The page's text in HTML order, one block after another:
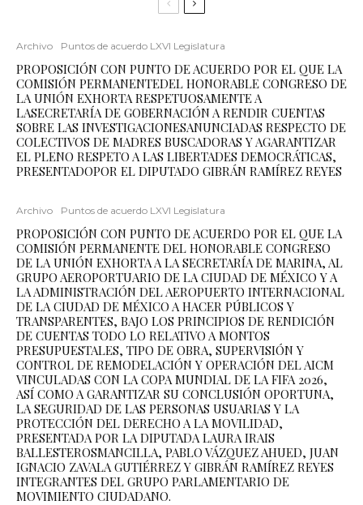
Archivo Puntos de acuerdo LXVI Legislatura
PROPOSICIÓN CON PUNTO DE ACUERDO POR EL QUE LA
COMISIÓN PERMANENTEDEL HONORABLE CONGRESO DE
LA UNIÓN EXHORTA RESPETUOSAMENTE A
LASECRETARÍA DE GOBERNACIÓN A RENDIR CUENTAS
SOBRE LAS INVESTIGACIONESANUNCIADAS RESPECTO DE
COLECTIVOS DE MADRES BUSCADORAS Y AGARANTIZAR
EL PLENO RESPETO A LAS LIBERTADES DEMOCRÁTICAS,
PRESENTADOPOR EL DIPUTADO GIBRÁN RAMÍREZ REYES
Archivo Puntos de acuerdo LXVI Legislatura
PROPOSICIÓN CON PUNTO DE ACUERDO POR EL QUE LA
COMISIÓN PERMANENTE DEL HONORABLE CONGRESO
DE LA UNIÓN EXHORTA A LA SECRETARÍA DE MARINA, AL
GRUPO AEROPORTUARIO DE LA CIUDAD DE MÉXICO Y A
LA ADMINISTRACIÓN DEL AEROPUERTO INTERNACIONAL
DE LA CIUDAD DE MÉXICO A HACER PÚBLICOS Y
TRANSPARENTES, BAJO LOS PRINCIPIOS DE RENDICIÓN
DE CUENTAS TODO LO RELATIVO A MONTOS
PRESUPUESTALES, TIPO DE OBRA, SUPERVISIÓN Y
CONTROL DE REMODELACIÓN Y OPERACIÓN DEL AICM
VINCULADAS CON LA COPA MUNDIAL DE LA FIFA 2026,
ASÍ COMO A GARANTIZAR SU CONCLUSIÓN OPORTUNA,
LA SEGURIDAD DE LAS PERSONAS USUARIAS Y LA
PROTECCIÓN DEL DERECHO A LA MOVILIDAD,
PRESENTADA POR LA DIPUTADA LAURA IRAIS
BALLESTEROSMANCILLA, PABLO VÁZQUEZ AHUED, JUAN
IGNACIO ZAVALA GUTIÉRREZ Y GIBRÁN RAMÍREZ REYES
INTEGRANTES DEL GRUPO PARLAMENTARIO DE
MOVIMIENTO CIUDADANO.